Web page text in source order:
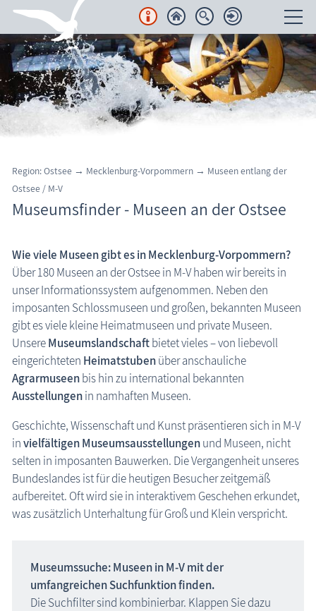
Unterkünfte
Regionales
Urlaubsorte
Karten
Freizeit
Aktuelles
FKK-Strände
den Strand erleben
die Natur erleben
Geschichten, Märchen & Sagen
Kranich Grus grus
Sehenswertes
MEGA-Suche Sehenswürdigkeiten
Aussichtstürme
Brunnen
Kirchen
Lehrpfade
Region: Ostsee → Mecklenburg-Vorpommern → Museen entlang der
Ostsee / M-V
Museumsfinder - Museen an der Ostsee
Wie viele Museen gibt es in Mecklenburg-Vorpommern?
Über 180 Museen an der Ostsee in M-V haben wir bereits in
unser Informationssystem aufgenommen. Neben den
imposanten Schlossmuseen und großen, bekannten Museen
gibt es viele kleine Heimatmuseen und private Museen.
UnsereMuseumslandschaftbietet vieles – von liebevoll
eingerichteten Heimatstubenüber anschauliche
Agrarmuseenbis hin zu international bekannten
Ausstellungenin namhaften Museen.
Geschichte, Wissenschaft und Kunst präsentieren sich in M-V
invielfältigen Museums­ausstellungenund Museen, nicht
selten in imposanten Bauwerken. Die Vergangenheit unseres
Bundeslandes ist für die heutigen Besucher zeitgemäß
aufbereitet. Oft wird sie in interaktivem Geschehen erkundet,
was zusätzlich Unterhaltung für Groß und Klein verspricht.
Museumssuche: Museen in M-V mit der
umfangreichen Suchfunktion finden.
Die Suchfilter sind kombinierbar. Klappen Sie dazu